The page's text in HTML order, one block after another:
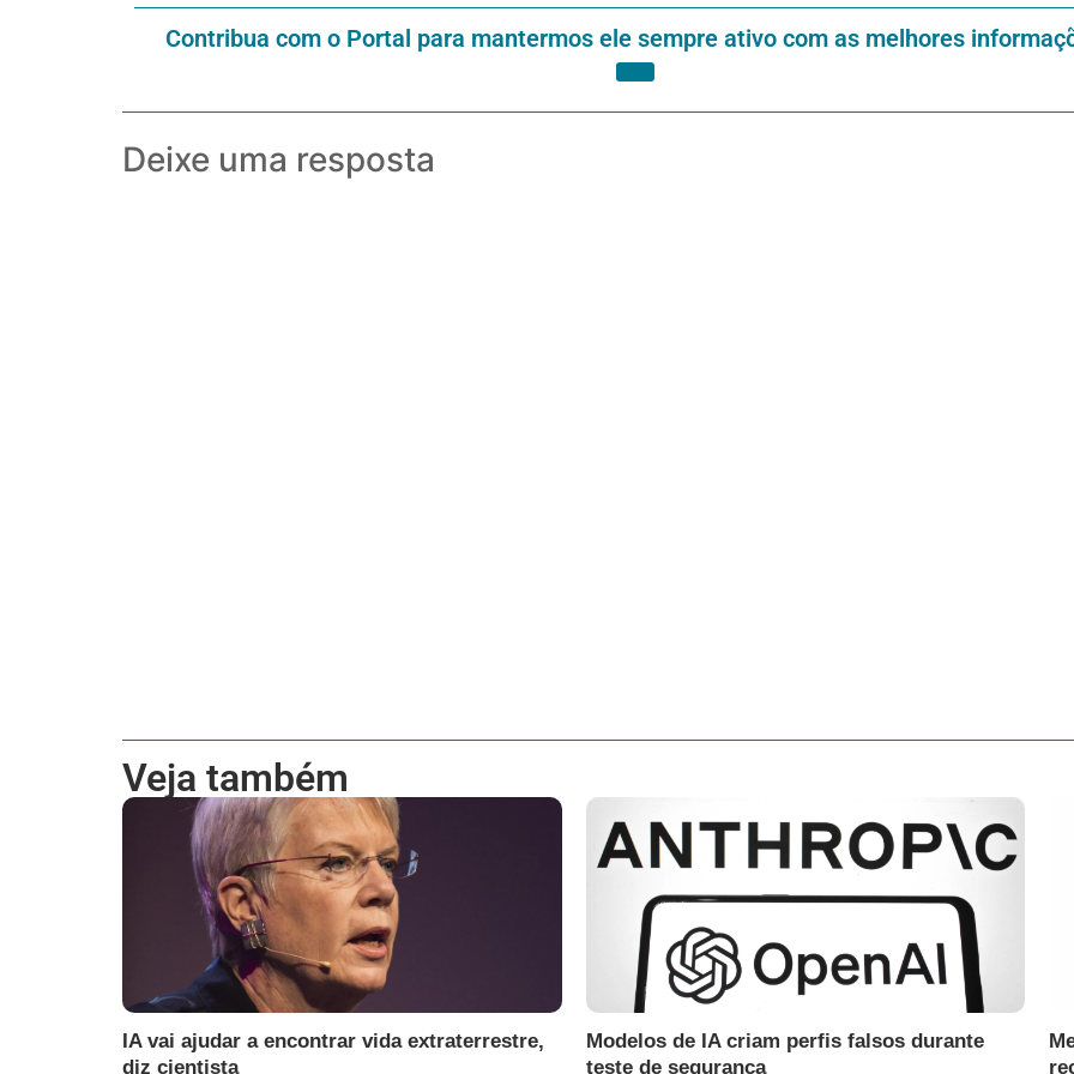
Contribua com o Portal para mantermos ele sempre ativo com as melhores
Deixe uma resposta
Veja também
IA vai ajudar a encontrar vida extraterrestre,
diz cientista
Modelos de IA criam perfis falsos durante
teste de segurança